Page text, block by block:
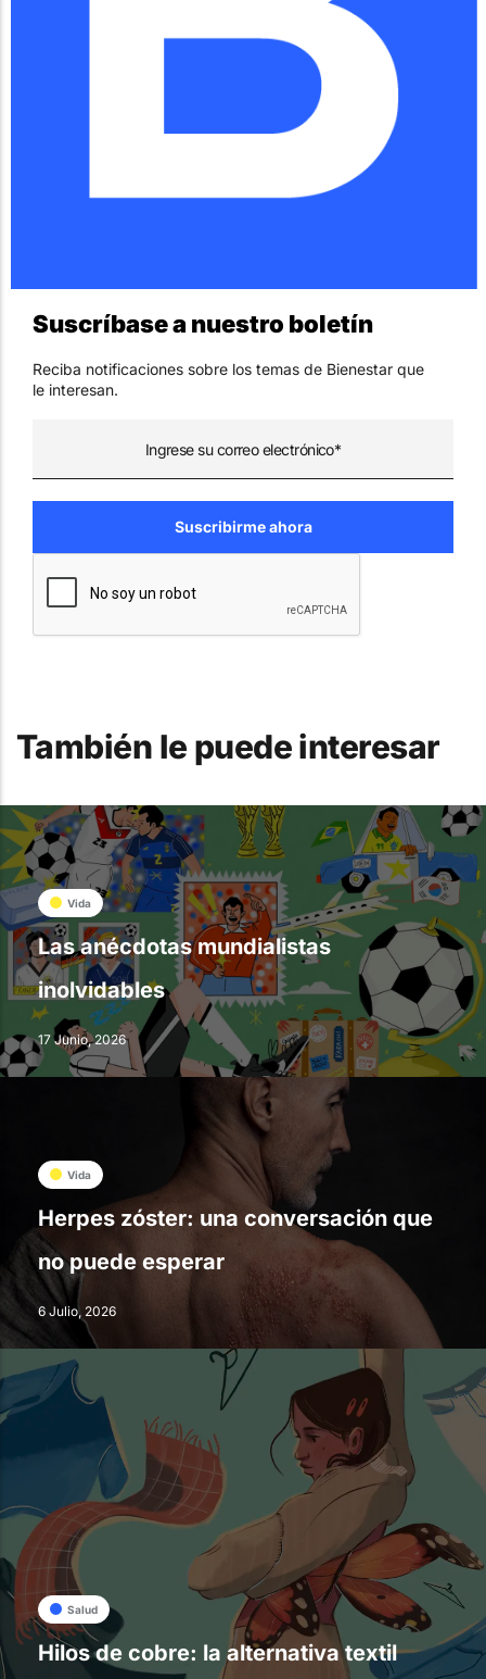
Suscríbase a nuestro boletín
Reciba notificaciones sobre los temas de Bienestar que
le interesan.
También le puede interesar
Vida
Las anécdotas mundialistas
inolvidables
17 Junio, 2026
Vida
Herpes zóster: una conversación que
no puede esperar
6 Julio, 2026
Salud
Hilos de cobre: la alternativa textil